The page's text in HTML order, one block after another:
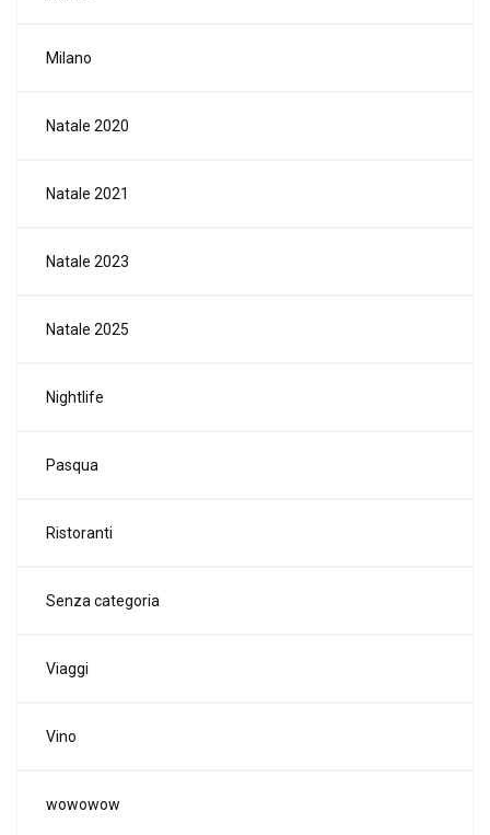
Milano
Natale 2020
Natale 2021
Natale 2023
Natale 2025
Nightlife
Pasqua
Ristoranti
Senza categoria
Viaggi
Vino
wowowow